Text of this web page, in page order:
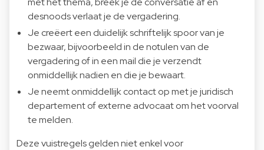
desnoods verlaat je de vergadering.
Je creëert een duidelijk schriftelijk spoor van je
bezwaar, bijvoorbeeld in de notulen van de
vergadering of in een mail die je verzendt
onmiddellijk nadien en die je bewaart.
Je neemt onmiddellijk contact op met je juridisch
departement of externe advocaat om het voorval
te melden.
Deze vuistregels gelden niet enkel voor